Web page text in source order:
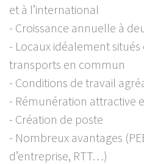
et à l’international
- Croissance annuelle à
- Locaux idéalement
transports en commun
- Conditions de travail
- Rémunération attractive
- Création de poste
- Nombreux avantages
d’entreprise, RTT…)